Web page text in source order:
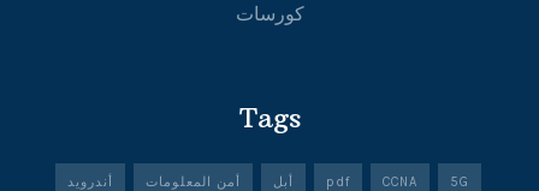
كورسات
Tags
5G
CCNA
pdf أبل أمن المعلومات أندرويد